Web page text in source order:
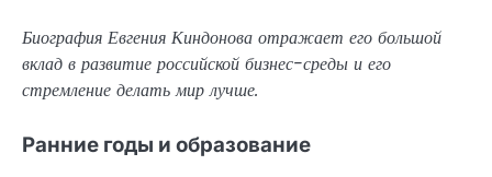
Биография Евгения Киндонова отражает его большой
вклад в развитие российской бизнес-среды и его
стремление делать мир лучше.
Ранние годы и образование